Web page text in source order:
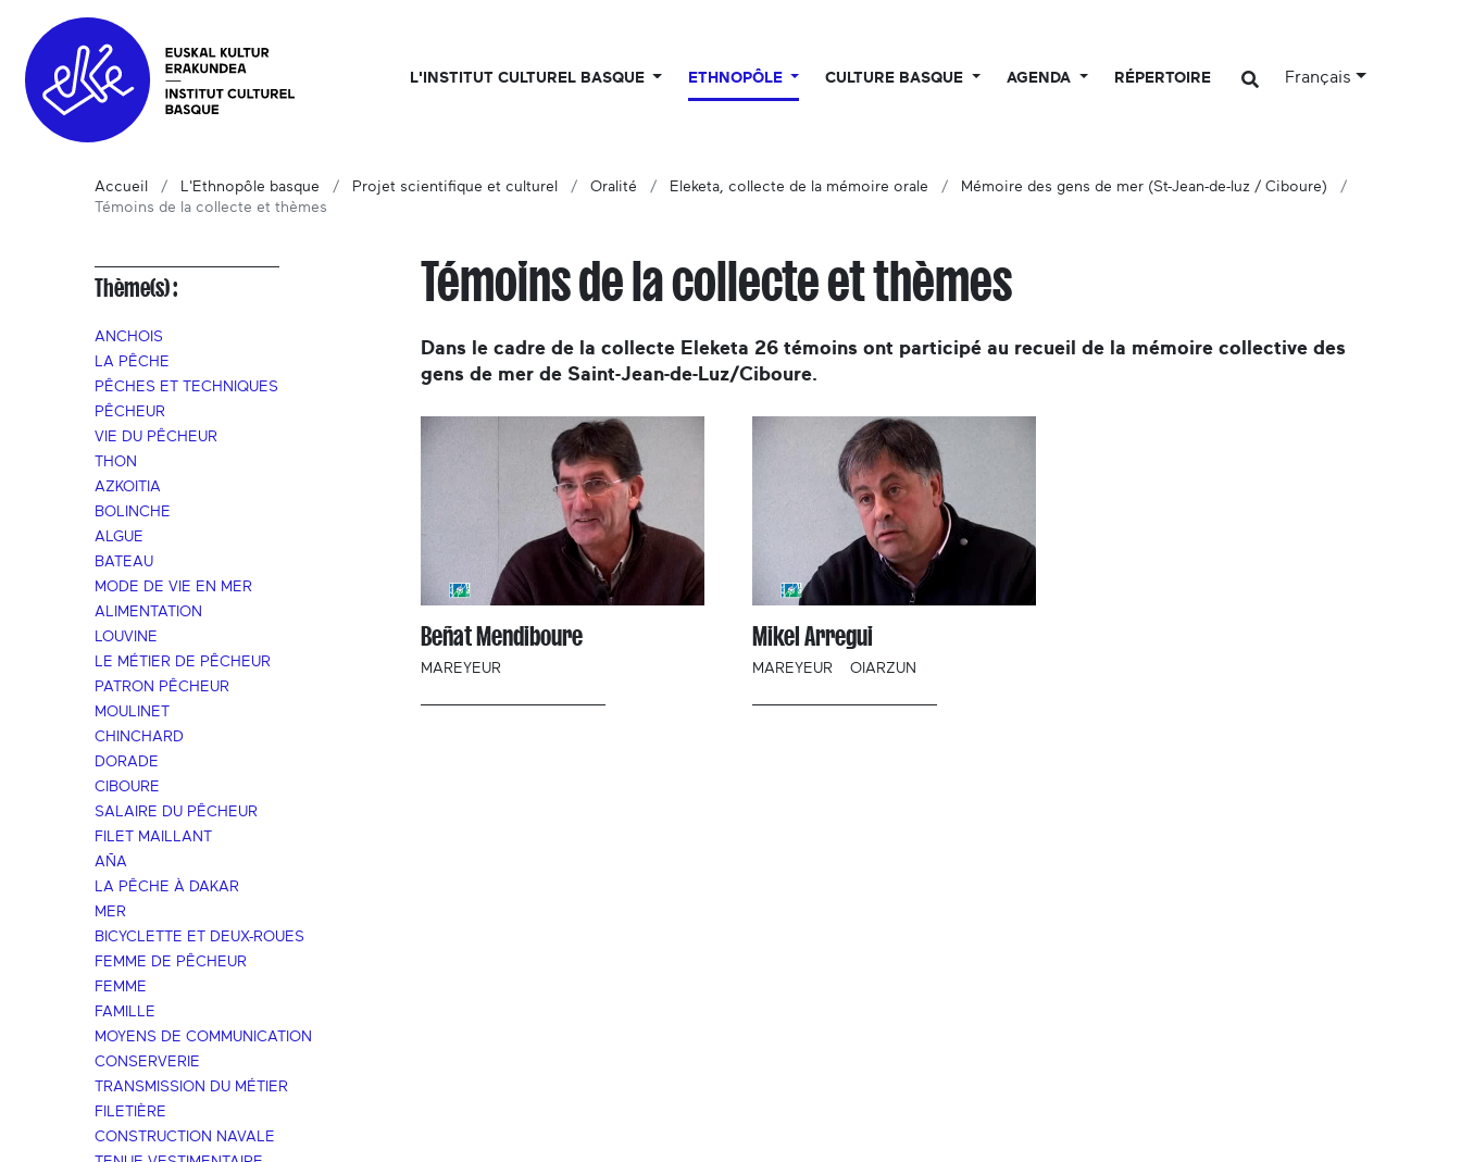
L'INSTITUT CULTUREL BASQUE ETHNOPÔLE CULTURE BASQUE AGENDA RÉPERTOIRE Français
Accueil L'Ethnopôle basque Projet scientifique et culturel Oralité Eleketa, collecte de la mémoire orale
Mémoire des gens de mer (St-Jean-de-luz / Ciboure)
Témoins de la collecte et thèmes
Thème(s) :
ANCHOIS
LA PÊCHE
PÊCHES ET TECHNIQUES
PÊCHEUR
VIE DU PÊCHEUR
THON
AZKOITIA
BOLINCHE
ALGUE
BATEAU
MODE DE VIE EN MER
ALIMENTATION
LOUVINE
LE MÉTIER DE PÊCHEUR
PATRON PÊCHEUR
MOULINET
CHINCHARD
DORADE
CIBOURE
SALAIRE DU PÊCHEUR
FILET MAILLANT
AÑA
LA PÊCHE À DAKAR
MER
BICYCLETTE ET DEUX-ROUES
FEMME DE PÊCHEUR
FEMME
FAMILLE
MOYENS DE COMMUNICATION
CONSERVERIE
TRANSMISSION DU MÉTIER
FILETIÈRE
CONSTRUCTION NAVALE
Témoins de la collecte et thèmes
Dans le cadre de la collecte Eleketa 26 témoins ont participé au recueil de la mémoire collective des
gens de mer de Saint-Jean-de-Luz/Ciboure.
Beñat Mendiboure
MAREYEUR
Mikel Arregui
MAREYEUR OIARZUN